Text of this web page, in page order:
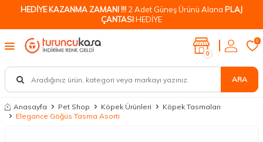
HEDİYE KAZANMA ZAMANI !!! 2 Adet Güneş Ürünü Alana PLAJ
ÇANTASIHEDİYE
ARA
0
0
Anasayfa Pet Shop Köpek Ürünleri
Köpek Tasmaları
Elegance Göğüs Tasma Asorti